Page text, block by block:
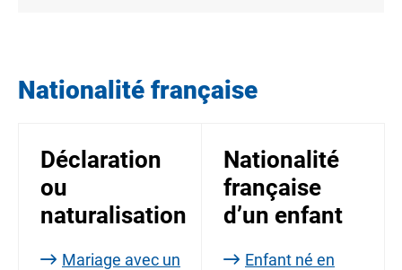
Nationalité française
Déclaration
ou
naturalisation
Mariage avec un
Nationalité
française
d’un enfant
Enfant né en